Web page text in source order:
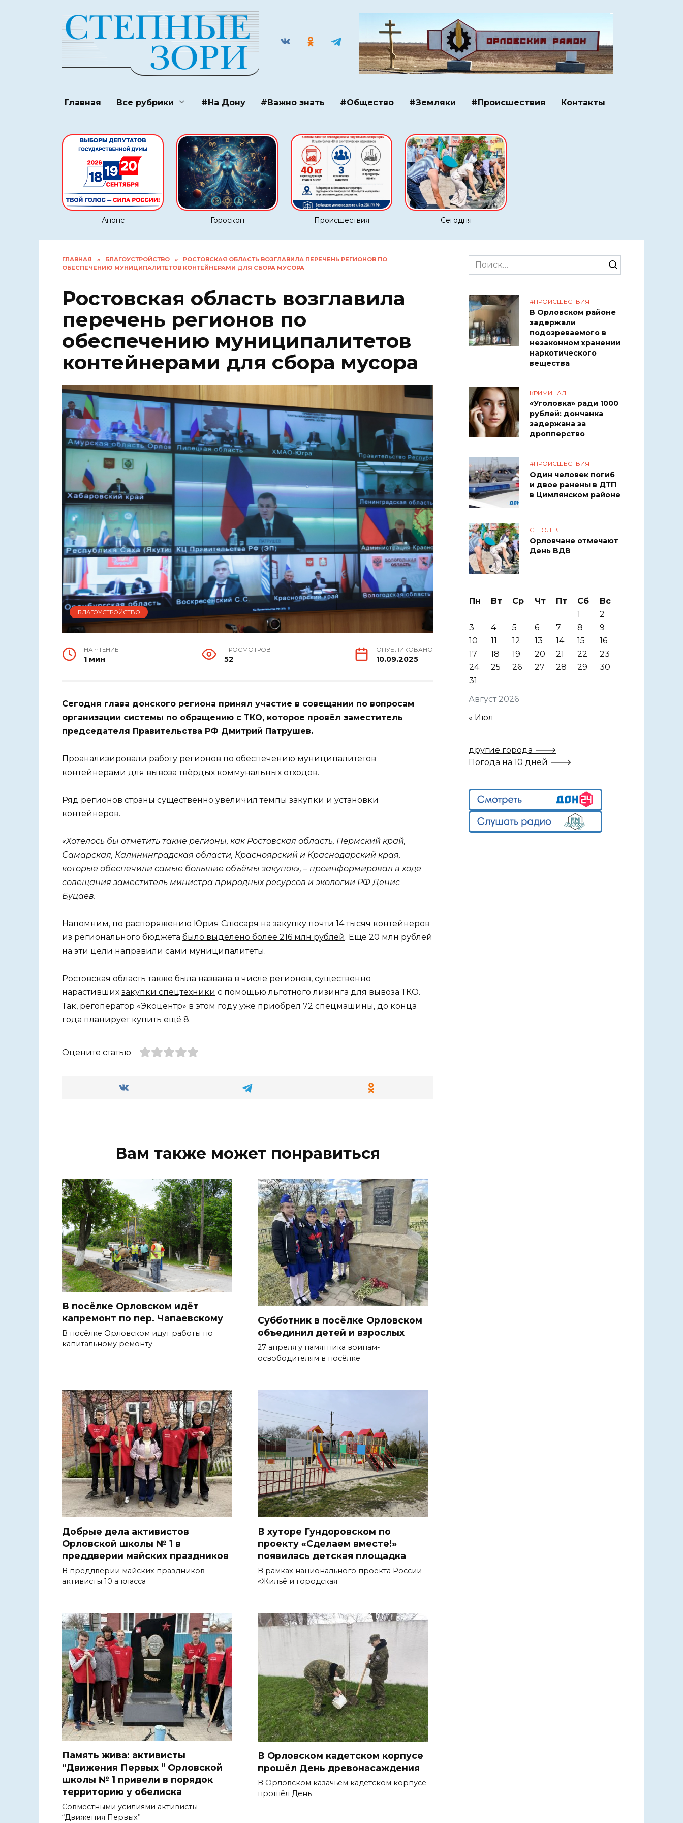
Главная Все рубрики #На Дону #Важно знать #Общество #Земляки #Происшествия Контакты
Анонс Гороскоп Происшествия Сегодня
ГЛАВНАЯ » БЛАГОУСТРОЙСТВО »
РОСТОВСКАЯ ОБЛАСТЬ ВОЗГЛАВИЛА ПЕРЕЧЕНЬ РЕГИОНОВ ПО
ОБЕСПЕЧЕНИЮ МУНИЦИПАЛИТЕТОВ КОНТЕЙНЕРАМИ ДЛЯ СБОРА МУСОРА
Ростовская область возглавила
перечень регионов по
обеспечению муниципалитетов
контейнерами для сбора мусора
БЛАГОУСТРОЙСТВО
НА ЧТЕНИЕ
1 мин
ПРОСМОТРОВ
52
ОПУБЛИКОВАНО
10.09.2025
Сегодня глава донского региона принял участие в совещании по вопросам
организации системы по обращению с ТКО, которое провёл заместитель
председателя Правительства РФ Дмитрий Патрушев.
Проанализировали работу регионов по обеспечению муниципалитетов
контейнерами для вывоза твёрдых коммунальных отходов.
Ряд регионов страны существенно увеличил темпы закупки и установки
контейнеров.
«Хотелось бы отметить такие регионы, как Ростовская область, Пермский край,
Самарская, Калининградская области, Красноярский и Краснодарский края,
которые обеспечили самые большие объёмы закупок», – проинформировал в ходе
совещания заместитель министра природных ресурсов и экологии РФ Денис
Буцаев.
Напомним, по распоряжению Юрия Слюсаря на закупку почти 14 тысяч контейнеров
из регионального бюджета было выделено более 216 млн рублей. Ещё 20 млн рублей
на эти цели направили сами муниципалитеты.
Ростовская область также была названа в числе регионов, существенно
нарастивших закупки спецтехники с помощью льготного лизинга для вывоза ТКО.
Так, регоператор «Экоцентр» в этом году уже приобрёл 72 спецмашины, до конца
года планирует купить ещё 8.
Оцените статью
Вам также может понравиться
В посёлке Орловском идёт
капремонт по пер. Чапаевскому
В посёлке Орловском идут работы по
капитальному ремонту
Субботник в посёлке Орловском
объединил детей и взрослых
27 апреля у памятника воинам-
освободителям в посёлке
Добрые дела активистов
Орловской школы № 1 в
преддверии майских праздников
В преддверии майских праздников
активисты 10 а класса
В хуторе Гундоровском по
проекту «Сделаем вместе!»
появилась детская площадка
В рамках национального проекта России
«Жильё и городская
Память жива: активисты
“Движения Первых ” Орловской
школы № 1 привели в порядок
территорию у обелиска
Совместными усилиями активисты
“Движения Первых”
В Орловском кадетском корпусе
прошёл День древонасаждения
В Орловском казачьем кадетском корпусе
прошёл День
Search
for:
#ПРОИСШЕСТВИЯ
В Орловском районе
задержали
подозреваемого в
незаконном хранении
наркотического
вещества
КРИМИНАЛ
«Уголовка» ради 1000
рублей: дончанка
задержана за
дропперство
#ПРОИСШЕСТВИЯ
Один человек погиб
и двое ранены в ДТП
в Цимлянском районе
СЕГОДНЯ
Орловчане отмечают
День ВДВ
Август 2026
Пн Вт Ср Чт Пт Сб
Вс
1
2
3
4 5 6 7 8
9
10
11 12 13 14 15
16
17
18 19 20 21 22
23
24
25 26 27 28 29
30
31
« Июл
другие города 🡒
Погода на 10 дней 🡒